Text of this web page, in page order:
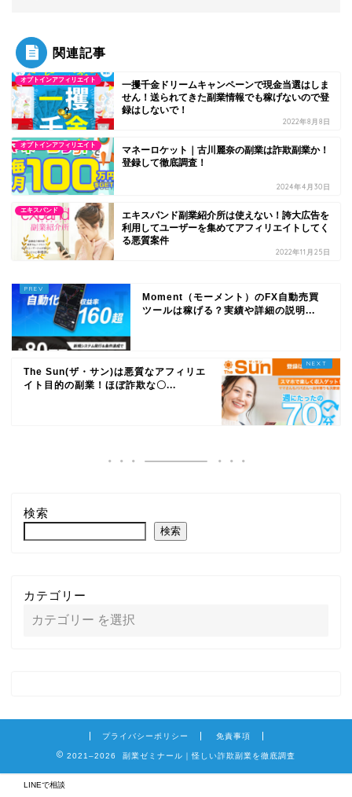
関連記事
オプトインアフィリエイト
一攫千金ドリームキャンペーンで現金当選はしま
せん！送られてきた副業情報でも稼げないので登
録はしないで！
2022年8月8日
オプトインアフィリエイト
マネーロケット｜古川麗奈の副業は詐欺副業か！
登録して徹底調査！
2024年4月30日
エキスパンド
エキスパンド副業紹介所は使えない！誇大広告を
利用してユーザーを集めてアフィリエイトしてく
る悪質案件
2022年11月25日
Moment（モーメント）のFX自動売買
ツールは稼げる？実績や詳細の説明...
The Sun(ザ・サン)は悪質なアフィリエ
イト目的の副業！ほぼ詐欺な〇...
検索
検索
カテゴリー
プライバシーポリシー 免責事項
2021–2026 副業ゼミナール｜怪しい詐欺副業を徹底調査
LINEで相談